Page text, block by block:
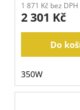
1 871 Kč bez DPH
2 301 Kč
Do
350W